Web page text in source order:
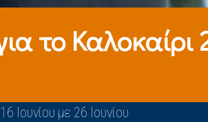
το Καλοκαίρι
Ιουνίου με 26 Ιουνίου